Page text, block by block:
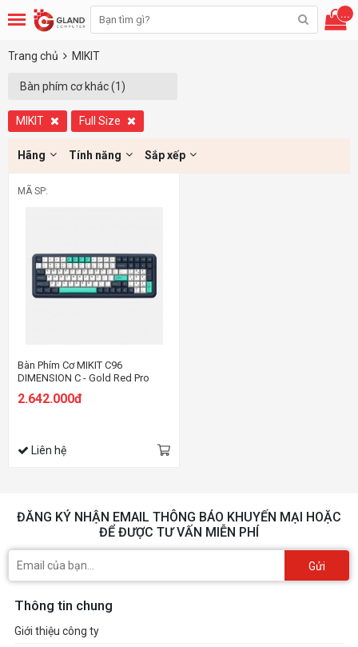
...
Trang chủ MIKIT
Bàn phím cơ khác (1)
MIKIT Full Size
Hãng Tính năng Sắp xếp
MÃ SP:
Bàn Phím Cơ MIKIT C96
DIMENSION C - Gold Red Pro
2.642.000đ
Liên hệ
ĐĂNG KÝ NHẬN EMAIL THÔNG BÁO KHUYẾN MẠI HOẶC
ĐỂ ĐƯỢC TƯ VẤN MIỄN PHÍ
Gửi
Thông tin chung
Giới thiệu công ty